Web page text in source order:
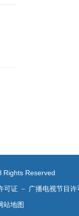
Rights Reserved
可证 －
广播电视节目许
站地图